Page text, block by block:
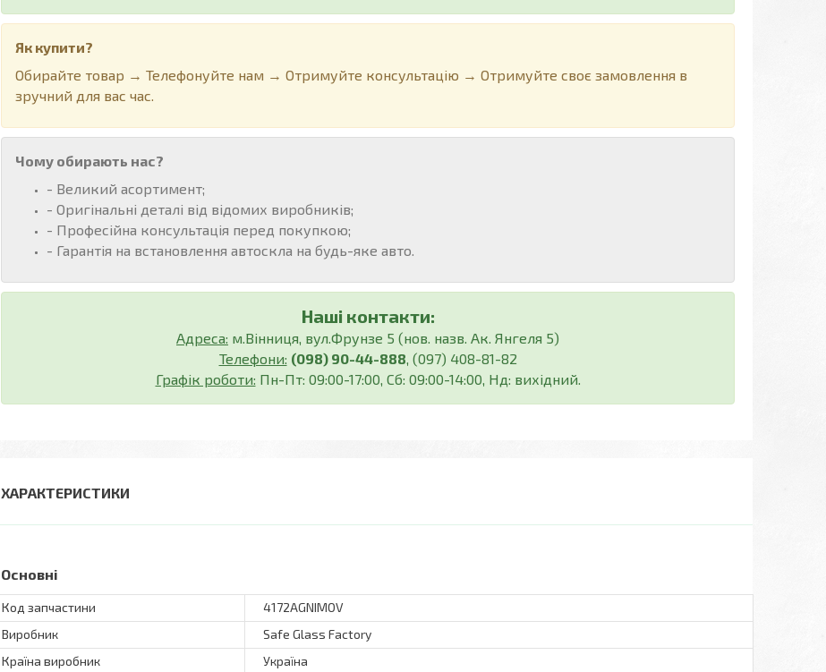
Як купити?
Обирайте товар → Телефонуйте нам → Отримуйте консультацію → Отримуйте своє замовлення в
зручний для вас час.
Чому обирають нас?
- Великий асортимент;
- Оригінальні деталі від відомих виробників;
- Професійна консультація перед покупкою;
- Гарантія на встановлення автоскла на будь-яке авто.
Наші контакти:
Адреса: м.Вінниця, вул.Фрунзе 5 (нов. назв. Ак. Янгеля 5)
Телефони: (098) 90-44-888, (097) 408-81-82
Графік роботи: Пн-Пт: 09:00-17:00, Сб: 09:00-14:00, Нд: вихідний.
ХАРАКТЕРИСТИКИ
Основні
Код запчастини
4172AGNIMOV
Виробник
Safe Glass Factory
Країна виробник
Україна